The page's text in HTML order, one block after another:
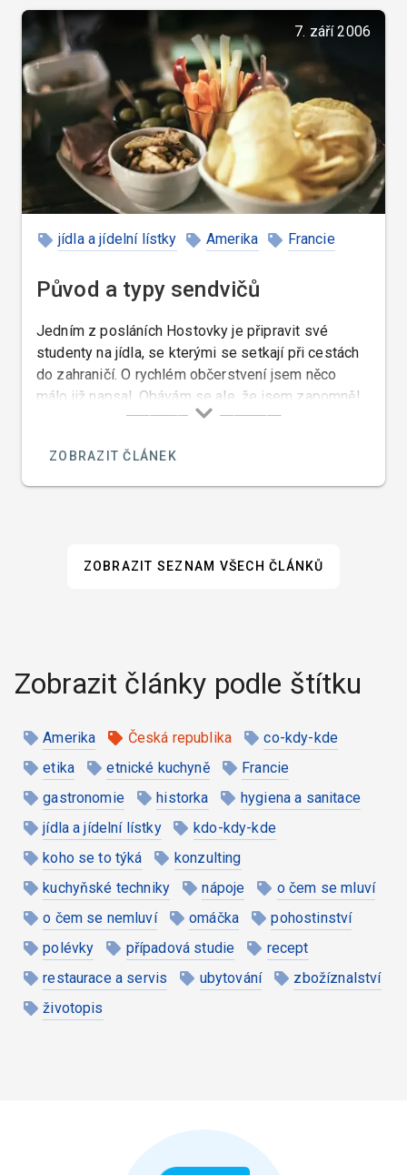
7. září 2006
jídla a jídelní lístky Amerika
Francie
Původ a typy sendvičů
Jedním z posláních Hostovky je připravit své
studenty na jídla, se kterými se setkají při cestách
do zahraničí. O rychlém občerstvení jsem něco
málo již napsal. Obávám se ale, že jsem zapomněl
na něco, co je Čechům velmi blízké – na sendviče.
nepovažují.
ZOBRAZIT ČLÁNEK
ZOBRAZIT SEZNAM VŠECH ČLÁNKŮ
Zobrazit články podle štítku
Amerika Česká republika
co-kdy-kde
etika
etnické kuchyně
Francie
gastronomie
historka
hygiena a sanitace
jídla a jídelní lístky
kdo-kdy-kde
koho se to týká
konzulting
kuchyňské techniky
nápoje
o čem se mluví
o čem se nemluví
omáčka
pohostinství
polévky
případová studie
recept
restaurace a servis
ubytování
zbožíznalství
životopis